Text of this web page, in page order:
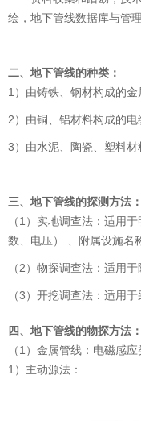
绘，地下管线数据库与管
二、地下管线的种类：
1）由铸铁、钢材构成的金
2）由铜、铝材料构成的电
3）由水泥、陶瓷、塑料材
三、地下管线的探测方法：
（1）实地调查法：适用
数、电压） 、附属设施名
（2）物探调查法：适用于
（3）开挖调查法：适用
四、地下管线的物探方法：
（1）金属管线：电磁感
1）主动源法：